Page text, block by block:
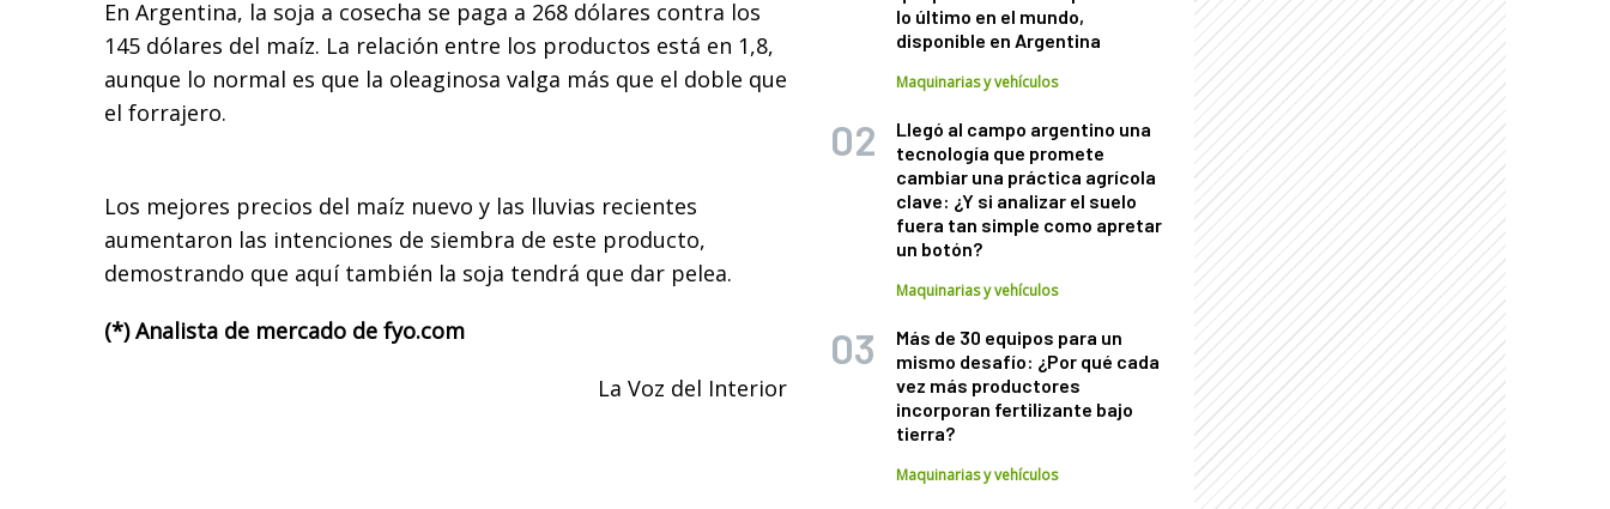
En Argentina, la soja a cosecha se paga a 268 dólares contra los
145 dólares del maíz. La relación entre los productos está en 1,8,
aunque lo normal es que la oleaginosa valga más que el doble que
el forrajero.
Los mejores precios del maíz nuevo y las lluvias recientes
aumentaron las intenciones de siembra de este producto,
demostrando que aquí también la soja tendrá que dar pelea.
(*) Analista de mercado de fyo.com
La Voz del Interior
lo último en el mundo,
disponible en Argentina
Maquinarias y vehículos
Llegó al campo argentino una
tecnología que promete
cambiar una práctica agrícola
clave: ¿Y si analizar el suelo
fuera tan simple como apretar
un botón?
Maquinarias y vehículos
Más de 30 equipos para un
mismo desafío: ¿Por qué cada
vez más productores
incorporan fertilizante bajo
tierra?
Maquinarias y vehículos